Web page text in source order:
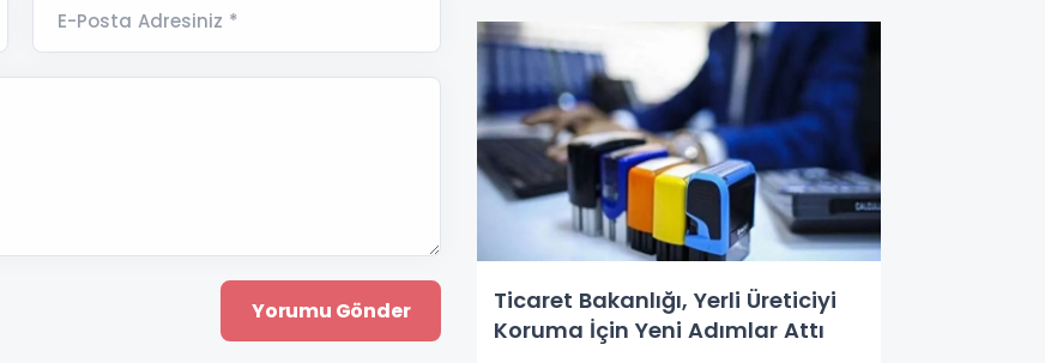
E-Posta Adresiniz *
Ticaret Bakanlığı, Yerli Üreticiyi
Koruma İçin Yeni Adımlar Attı